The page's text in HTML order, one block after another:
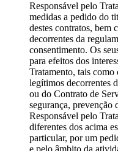
Responsável pelo
medidas a pedido do
destes contratos, bem
decorrentes da
consentimento. Os
para efeitos dos
Tratamento, tais
legítimos decorrentes
ou do Contrato de
segurança, prevenção
Responsável pelo
diferentes dos acima
particular, por um
e pelo âmbito da